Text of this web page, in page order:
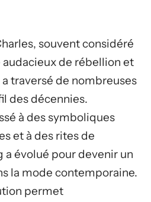
souvent considéré
de rébellion et
traversé de nombreuses
des décennies.
à des symboliques
et à des rites de
a évolué pour devenir un
la mode contemporaine.
permet